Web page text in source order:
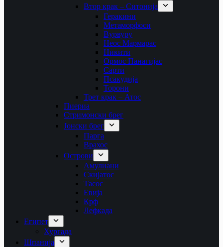
Втор крак – Ситонија
Геракини
Метаморфоси
Вурвуру
Неос Мармарас
Никити
Ормос Панагијас
Сарти
Псакудија
Торони
Трет крак – Атос
Пиериа
Стримонски брег
Јонски брег
Парга
Врахос
Острови
Амулиани
Скијатос
Тасос
Евија
Крф
Лефкада
Египет
Хургада
Шпанија